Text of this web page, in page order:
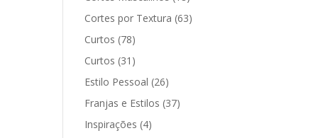
Cortes por Textura (63)
Curtos (78)
Curtos (31)
Estilo Pessoal (26)
Franjas e Estilos (37)
Inspirações (4)